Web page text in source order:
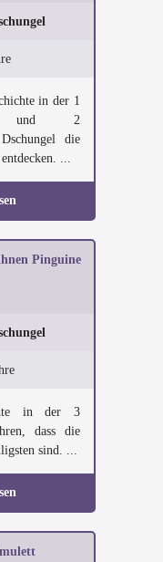
in der 1
und 2
die
...
Pinguine
in der 3
dass die
sind. ...